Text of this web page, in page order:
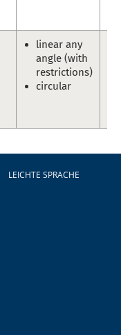
linear any
angle (with
restrictions)
circular
LEICHTE SPRACHE